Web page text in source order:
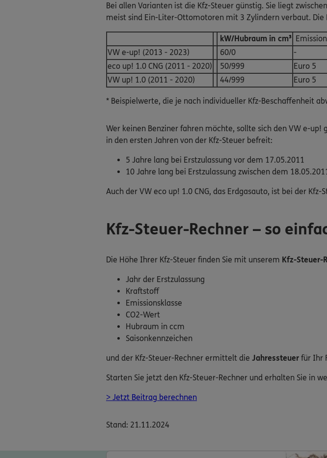
Bei allen Varianten ist die Kfz-Steuer günstig. Sie liegt
meist sind Ein-Liter-Ottomotoren mit 3 Zylindern verbaut.
kW/Hubraum in cm³
VW e-up! (2013 - 2023)
60/0 -
eco up! 1.0 CNG (2011 - 2020)
50/999 Euro 5
VW up! 1.0 (2011 - 2020)
44/999 Euro 5
* Beispielwerte, die je nach individueller Kfz-Beschaffenheit
Wer keinen Benziner fahren möchte, sollte sich den VW e-
in den ersten Jahren von der Kfz-Steuer befreit:
5 Jahre lang bei Erstzulassung vor dem 17.05.2011
10 Jahre lang bei Erstzulassung zwischen dem
Auch der VW eco up! 1.0 CNG, das Erdgasauto, ist bei der
Kfz-Steuer-Rechner – so
Die Höhe Ihrer Kfz-Steuer finden Sie mit unserem Kfz-Steuer-
Jahr der Erstzulassung
Kraftstoff
Emissionsklasse
CO2-Wert
Hubraum in ccm
Saisonkennzeichen
und der Kfz-Steuer-Rechner ermittelt die Jahressteuer für Ihr
Starten Sie jetzt den Kfz-Steuer-Rechner und erhalten Sie in
> Jetzt Beitrag berechnen
Stand: 21.11.2024